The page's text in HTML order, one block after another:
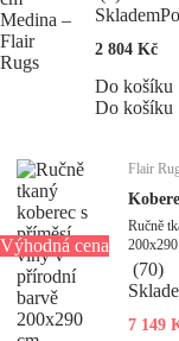
Skladem
2 804 Kč
Do košíku
Do košíku
Výhodná cena
Flair
Ručně
(70)
7 149